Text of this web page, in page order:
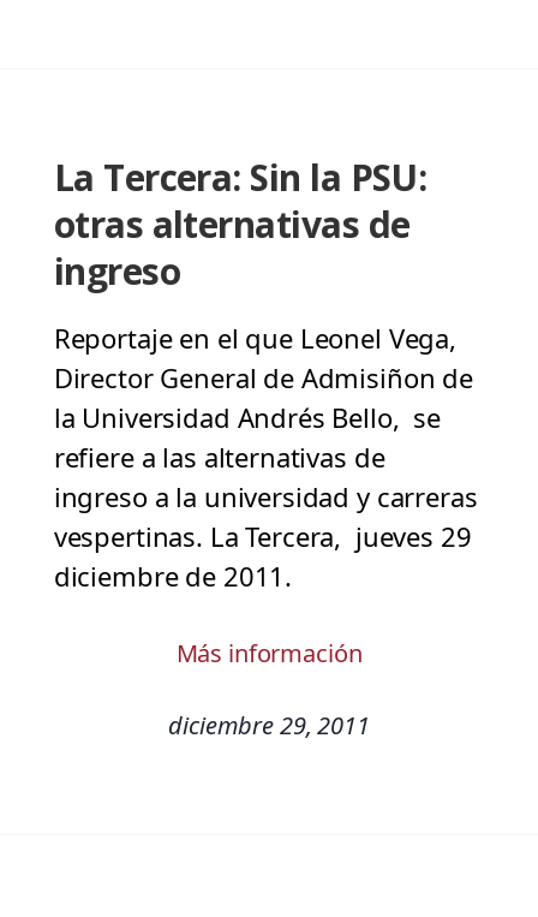
La Tercera: Sin la PSU:
otras alternativas de
ingreso
Reportaje en el que Leonel Vega,
Director General de Admisiñon de
la Universidad Andrés Bello, se
refiere a las alternativas de
ingreso a la universidad y carreras
vespertinas. La Tercera, jueves 29
diciembre de 2011.
Más información
diciembre 29, 2011